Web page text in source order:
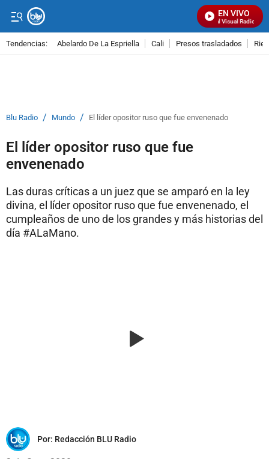
EN VIVO
Señal Visual Radio
Tendencias: Abelardo De La Espriella Cali Presos trasladados
Blu Radio / Mundo / El líder opositor ruso que fue envenenado
El líder opositor ruso que fue
envenenado
Las duras críticas a un juez que se amparó en la ley
divina, el líder opositor ruso que fue envenenado, el
cumpleaños de uno de los grandes y más historias del
día #ALaMano.
Por: Redacción BLU Radio